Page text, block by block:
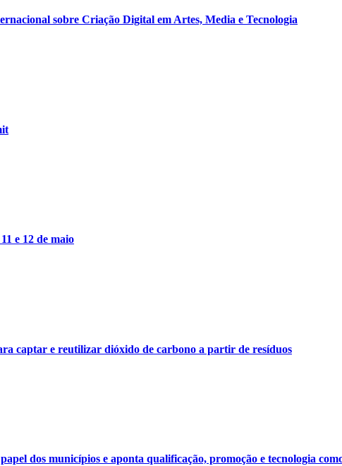
sobre Criação Digital em Artes, Media e Tecnologia
e 12 de maio
captar e reutilizar dióxido de carbono a partir de resíduos
dos municípios e aponta qualificação, promoção e tecnologia